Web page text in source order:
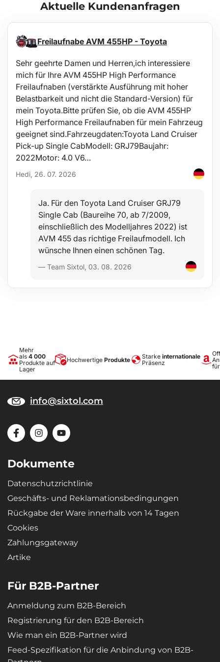
Aktuelle Kundenanfragen
Freilaufnabe AVM 455HP - Toyota
Sehr geehrte Damen und Herren,ich interessiere
mich für Ihre AVM 455HP High Performance
Freilaufnaben (verstärkte Ausführung mit hoher
Belastbarkeit und nicht die Standard-Version) für
mein Toyota.Bitte prüfen Sie, ob die AVM 455HP
High Performance Freilaufnaben für mein Fahrzeug
geeignet sind.Fahrzeugdaten:Toyota Land Cruiser
Pick-up Single CabModell: GRJ79Baujahr:
2022Motor: 4.0 V6…
Hedi, 26. 07. 2026
Ja. Für den Toyota Land Cruiser GRJ79
Single Cab (Baureihe 70, ab 7/2009,
einschließlich des Modelljahres 2022) ist
AVM 455 das richtige Freilaufmodell. Ich
wünsche Ihnen einen schönen Tag.
— Team Sixtol, 03. 08. 2026
Mehr
als 4 000
Produkte auf
Lager
Hochwertige Produkte Starke internationale
Präsenz
info@sixtol.com
Dokumente
Datenschutzrichtlinie
Geschäfts- und Reklamationsbedingungen
Rückgabe der Ware innerhalb von 14 Tagen
Cookies
Zahlungsgateway
Artike
Für B2B-Partner
Anmeldung zum B2B-Bereich
Registrierung für den B2B-Bereich
Wie man ein B2B-Partner wird
Feed-Spezifikation für die Anbindung von B2B-